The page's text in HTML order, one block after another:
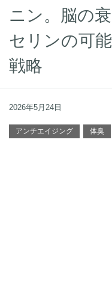
ニン。脳の
セリンの可
戦略
2026年5月24日
アンチエイジング 体臭